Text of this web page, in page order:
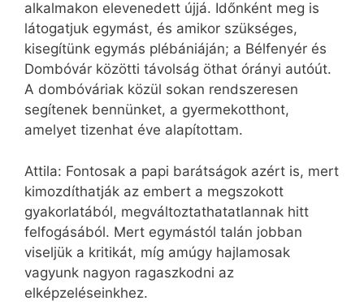
alkalmakon elevenedett újjá. Időnként meg is
látogatjuk egymást, és amikor szükséges,
kisegítünk egymás plébániáján; a Bélfenyér és
Dombóvár közötti távolság öthat órányi autóút.
A dombóváriak közül sokan rendszeresen
segítenek bennünket, a gyermekotthont,
amelyet tizenhat éve alapítottam.
Attila: Fontosak a papi barátságok azért is, mert
kimozdíthatják az embert a megszokott
gyakorlatából, megváltoztathatatlannak hitt
felfogásából. Mert egymástól talán jobban
viseljük a kritikát, míg amúgy hajlamosak
vagyunk nagyon ragaszkodni az
elképzeléseinkhez.